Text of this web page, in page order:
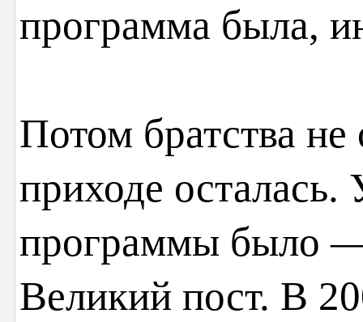
программа была,
Потом братства
приходе осталась.
программы было
Великий пост. В